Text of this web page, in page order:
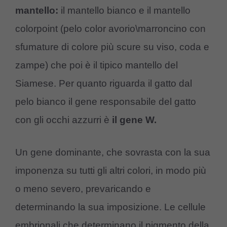
mantello: il mantello bianco e il mantello
colorpoint (pelo color avorio\marroncino con
sfumature di colore più scure su viso, coda e
zampe) che poi è il tipico mantello del
Siamese. Per quanto riguarda il gatto dal
pelo bianco il gene responsabile del gatto
con gli occhi azzurri è il gene W.
Un gene dominante, che sovrasta con la sua
imponenza su tutti gli altri colori, in modo più
o meno severo, prevaricando e
determinando la sua imposizione. Le cellule